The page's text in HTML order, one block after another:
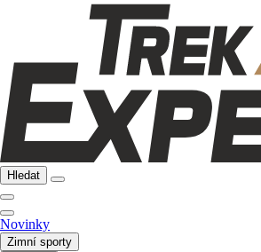
Hledat
Novinky
Zimní sporty